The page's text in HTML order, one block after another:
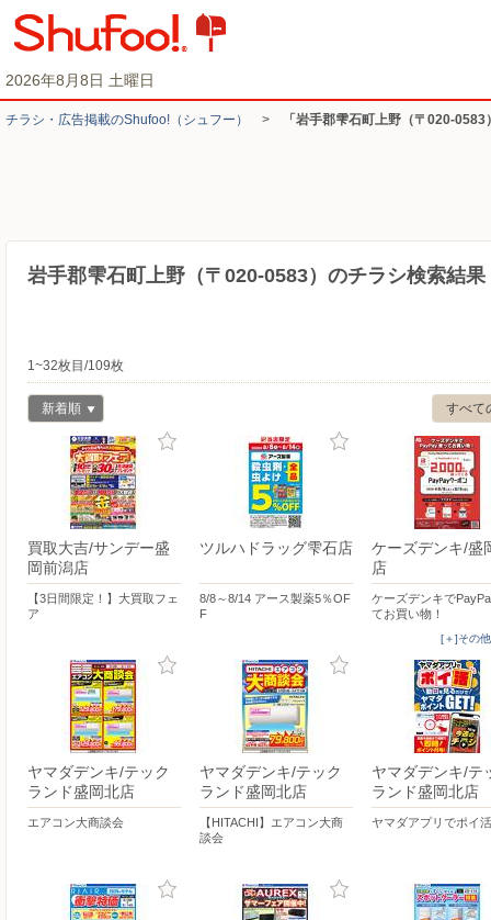
2026年8月8日 土曜日
チラシ・​広告掲載の​Shufoo!​（シュフー） > 「岩手郡雫石町上野（〒020-
岩手郡雫石町上野（〒020-0583）のチラシ検索結果
1~32枚目/109枚
すべて
新着順
買取大吉/サンデー盛
岡前潟店
【3日間限定！】大買取フェ
ア
ツルハドラッグ雫石店
8/8～8/14 アース製薬5％OF
F
ケーズデンキ/盛
店
ケーズデンキで
てお買い物！
[＋]その
ヤマダデンキ/テック
ランド盛岡北店
エアコン大商談会
ヤマダデンキ/テック
ランド盛岡北店
【HITACHI】エアコン大商
談会
ヤマダデンキ/テ
ランド盛岡北店
ヤマダアプリでポイ活